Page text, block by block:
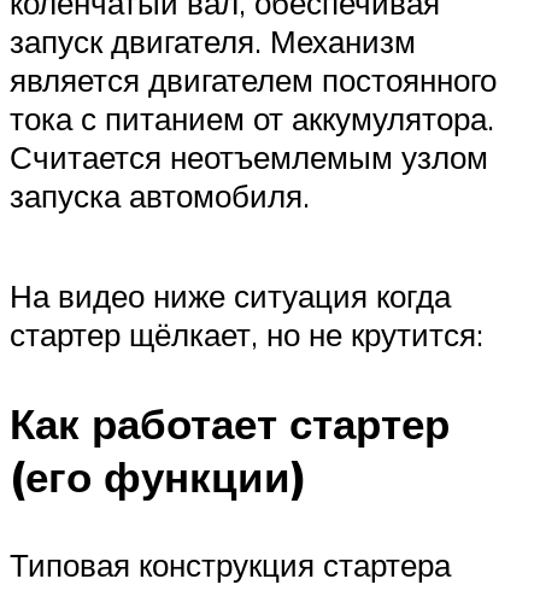
Меню
запуск двигателя. Механизм
является двигателем постоянного
тока с питанием от аккумулятора.
Считается неотъемлемым узлом
запуска автомобиля.
На видео ниже ситуация когда
стартер щёлкает, но не крутится:
Как работает стартер
(его функции)
Типовая конструкция стартера